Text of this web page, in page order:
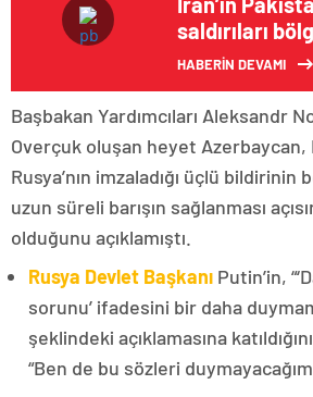
saldırıları
endişelerini
HABERİN DEVAMI
Başbakan Yardımcıları Aleksandr
Overçuk oluşan heyet
Rusya’nın imzaladığı üçlü
uzun süreli barışın sağlanması
olduğunu açıklamıştı.
Rusya Devlet Başkanı Putin’in,
sorunu’ ifadesini bir daha
şeklindeki açıklamasına
“Ben de bu sözleri